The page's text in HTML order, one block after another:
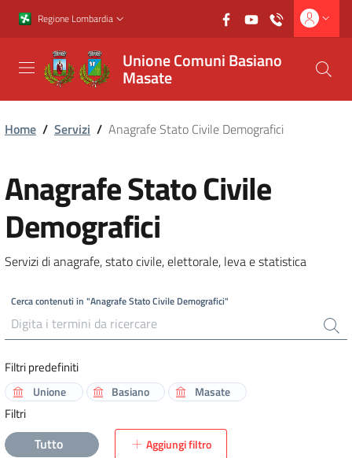
Vai al contenuto principale
Vai al footer
Regione Lombardia
Unione Comuni Basiano
Masate
Home / Servizi / Anagrafe Stato Civile Demografici
Anagrafe Stato Civile
Demografici
Servizi di anagrafe, stato civile, elettorale, leva e statistica
Cerca contenuti in "Anagrafe Stato Civile Demografici"
Filtri predefiniti
Unione Basiano Masate
Filtri
Tutto Aggiungi filtro